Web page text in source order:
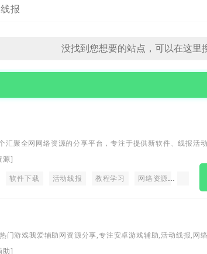
报
汇聚全网网络资源的分享平台，专注于提供新软件、线报活动
发现丰富的资源，学习实用的技术，参与有趣的线报活动，享
务。无论您是寻求技术提升还是寻找娱乐资源，小刀娱乐网都
源]
软件下载 活动线报 教程学习 网络资源
门游戏我爱辅助网资源分享,专注安卓游戏辅助,活动线报,网络
戏，网络热门技术游戏辅助外挂交流与分享。
助]